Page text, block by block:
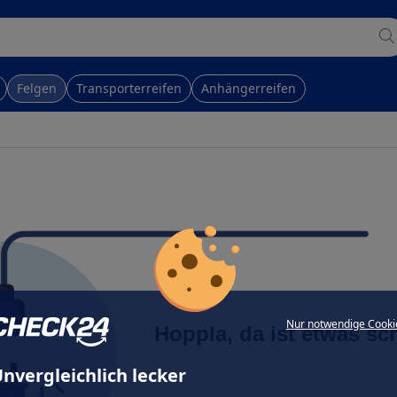
Nur notwendige
lecker
Felgen Transporterreifen Anhängerreifen
Hoppla, da ist etwas